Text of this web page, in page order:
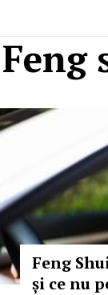
Feng
Feng
și ce nu